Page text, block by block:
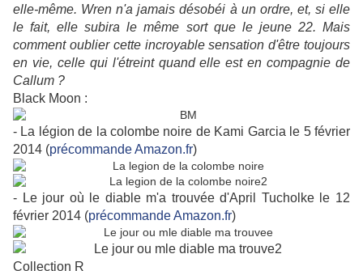
elle-même. Wren n'a jamais désobéi à un ordre, et, si elle
le fait, elle subira le même sort que le jeune 22. Mais
comment oublier cette incroyable sensation d'être toujours
en vie, celle qui l'étreint quand elle est en compagnie de
Callum ?
Black Moon :
- La légion de la colombe noire de Kami Garcia le 5 février
2014 (précommande Amazon.fr)
- Le jour où le diable m'a trouvée d'April Tucholke le 12
février 2014 (précommande Amazon.fr)
Collection R